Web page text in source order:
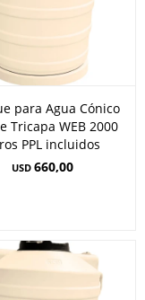
para Agua Cónico
Tricapa WEB 2000
PPL incluidos
USD 660,00